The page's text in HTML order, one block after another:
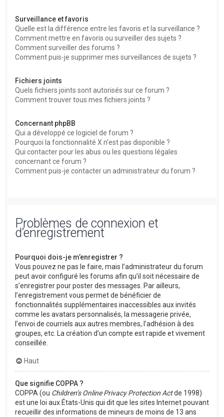
Surveillance et favoris
Quelle est la différence entre les favoris et la surveillance ?
Comment mettre en favoris ou surveiller des sujets ?
Comment surveiller des forums ?
Comment puis-je supprimer mes surveillances de sujets ?
Fichiers joints
Quels fichiers joints sont autorisés sur ce forum ?
Comment trouver tous mes fichiers joints ?
Concernant phpBB
Qui a développé ce logiciel de forum ?
Pourquoi la fonctionnalité X n’est pas disponible ?
Qui contacter pour les abus ou les questions légales
concernant ce forum ?
Comment puis-je contacter un administrateur du forum ?
Problèmes de connexion et
d’enregistrement
Pourquoi dois-je m’enregistrer ?
Vous pouvez ne pas le faire, mais l’administrateur du forum
peut avoir configuré les forums afin qu’il soit nécessaire de
s’enregistrer pour poster des messages. Par ailleurs,
l’enregistrement vous permet de bénéficier de
fonctionnalités supplémentaires inaccessibles aux invités
comme les avatars personnalisés, la messagerie privée,
l’envoi de courriels aux autres membres, l’adhésion à des
groupes, etc. La création d’un compte est rapide et vivement
conseillée.
Haut
Que signifie COPPA ?
COPPA (ou Children’s Online Privacy Protection Actde 1998)
est une loi aux États-Unis qui dit que les sites Internet pouvant
recueillir des informations de mineurs de moins de 13 ans